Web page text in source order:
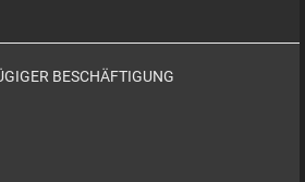
BESCHÄFTIGUNG